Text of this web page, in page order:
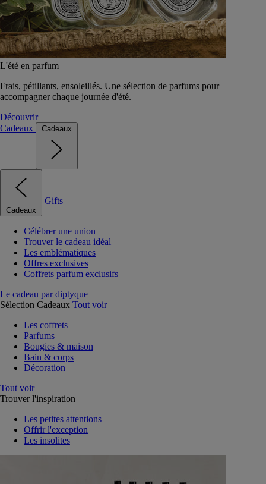
L'été en parfum
Frais, pétillants, ensoleillés. Une sélection de parfums pour
accompagner chaque journée d'été.
Découvrir
Cadeaux
Cadeaux
Cadeaux
Gifts
Célébrer une union
Trouver le cadeau idéal
Les emblématiques
Offres exclusives
Coffrets parfum exclusifs
Le cadeau par diptyque
Sélection Cadeaux Tout voir
Les coffrets
Parfums
Bougies & maison
Bain & corps
Décoration
Tout voir
Trouver l'inspiration
Les petites attentions
Offrir l'exception
Les insolites